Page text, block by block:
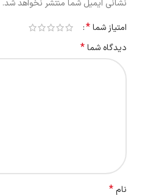
نشانی ایمیل شما منتشر نخواهد شد.
امتیاز شما*
دیدگاه شما*
نام*